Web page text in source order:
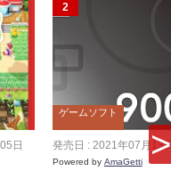
日
ゲームソフト
発売日 : 2021年07月13日
Powered by AmaGetti